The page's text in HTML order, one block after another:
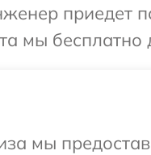
приедет
мы бесплатно
мы